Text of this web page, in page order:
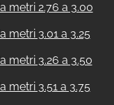
metri 2.76 a 3.00
metri 3.01 a 3.25
metri 3.26 a 3.50
metri 3.51 a 3.75